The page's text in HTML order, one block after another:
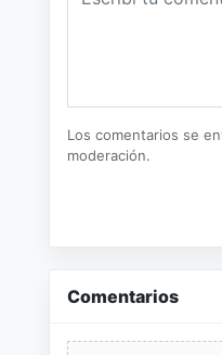
Los comentarios se
moderación.
Comentarios